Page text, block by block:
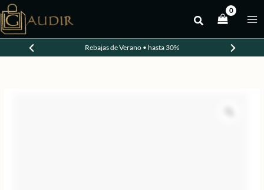
al
contenido
Rebajas de Verano • hasta 30%
-20%